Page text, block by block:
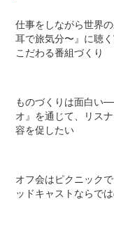
仕事をしながら世界
耳で旅気分〜』に聴
こだわる番組づくり
ものづくりは面白い
オ』を通じて、リス
容を促したい
オフ会はピクニック
ッドキャストならで